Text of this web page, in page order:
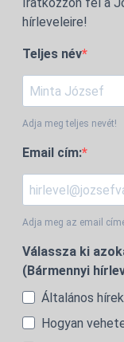
hírleveleire!
Teljes név
Adja meg teljes nevét!
Email cím:
Adja meg az email
Válassza ki
(Bármennyi
Általános hírek
Hogyan